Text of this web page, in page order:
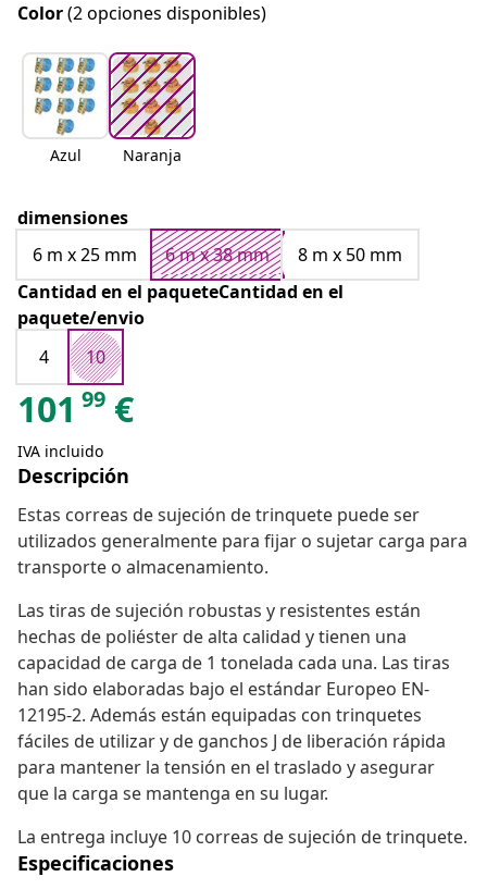
Color(2 opciones disponibles)
Azul Naranja
dimensiones
6 m x 25 mm
6 m x 38 mm
8 m x 50 mm
Cantidad en el paqueteCantidad en el
paquete/envio
4
10
101 99 €
IVA incluido
Descripción
Estas correas de sujeción de trinquete puede ser
utilizados generalmente para fijar o sujetar carga para
transporte o almacenamiento.
Las tiras de sujeción robustas y resistentes están
hechas de poliéster de alta calidad y tienen una
capacidad de carga de 1 tonelada cada una. Las tiras
han sido elaboradas bajo el estándar Europeo EN-
12195-2. Además están equipadas con trinquetes
fáciles de utilizar y de ganchos J de liberación rápida
para mantener la tensión en el traslado y asegurar
que la carga se mantenga en su lugar.
La entrega incluye 10 correas de sujeción de trinquete.
Especificaciones